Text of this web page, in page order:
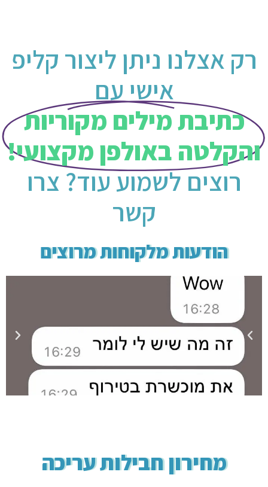
רק אצלנו ניתן ליצור קליפ
אישי עם
כתיבת מילים מקוריות
והקלטה באולפן מקצועי!
רוצים לשמוע עוד? צרו
קשר
הודעות מלקוחות מרוצים
הבא
מחירון חבילות עריכה